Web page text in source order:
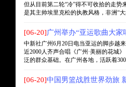
但从目前第二轮“冷”得不可收拾的走
是其主帅埃里克松的执教风格，非洲“大
[06-20]广州举办“亚运歌曲大家
中新社广州6月20日电当亚运的脚步越
近2000人齐声合唱《广州·美丽的花城
泛的群众基础。在广州各地，活跃着
[06-20]中国男篮战胜世界劲旅